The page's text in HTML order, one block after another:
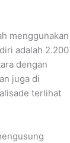
menggunakan
adalah 2.200
dengan
juga di
terlihat